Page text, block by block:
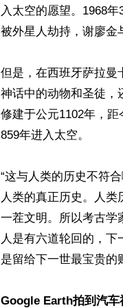
入太空的愿望。1968
被外星人劫持，谢廖金
但是，在西班牙萨拉曼
神话中的动物和圣徒，
修建于公元1102年，
859年进入太空。
“这与人类的历史不符
人类的真正历史。人
一茬文明。所以考古学
人是有六道轮回的，
是留给下一世最宝贵的
Google Earth拍到汽车